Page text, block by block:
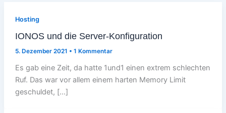
Hosting
IONOS und die Server-Konfiguration
5. Dezember 2021 • 1 Kommentar
Es gab eine Zeit, da hatte 1und1 einen extrem schlechten
Ruf. Das war vor allem einem harten Memory Limit
geschuldet, […]